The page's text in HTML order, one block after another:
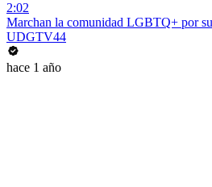
2:02
Marchan la comunidad LGBTQ+ por
UDGTV44
hace 1 año